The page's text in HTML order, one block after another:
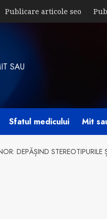
Publicare articole seo
SAU
Sfatul medicului Mit
DEPĂȘIND STEREOTIPURILE